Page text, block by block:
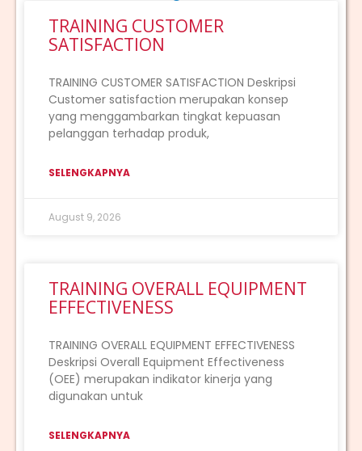
TRAINING CUSTOMER
SATISFACTION
TRAINING CUSTOMER SATISFACTION Deskripsi
Customer satisfaction merupakan konsep
yang menggambarkan tingkat kepuasan
pelanggan terhadap produk,
SELENGKAPNYA
August 9, 2026
TRAINING OVERALL EQUIPMENT
EFFECTIVENESS
TRAINING OVERALL EQUIPMENT EFFECTIVENESS
Deskripsi Overall Equipment Effectiveness
(OEE) merupakan indikator kinerja yang
digunakan untuk
SELENGKAPNYA